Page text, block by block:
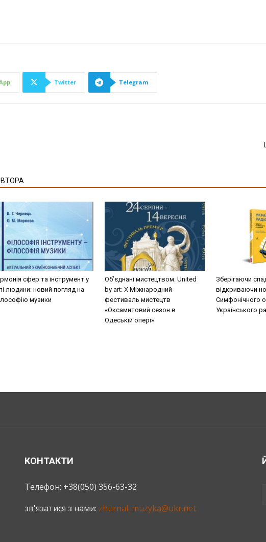
Twitter Telegram
сфер та інструмент у
людини: новий погляд на
музики
Об’єднані мистецтвом. United
by art: Х Міжнародний
фестиваль мистецтв
«Оксамитовий сезон в
Одеській опері»
Зберігаючи
відкриваючи
Симфонічного
Українського
КОНТАКТИ
Телефон: +38(050) 356-63-32
зв'язатися з нами: zhurnal_muzyka@ukr.net